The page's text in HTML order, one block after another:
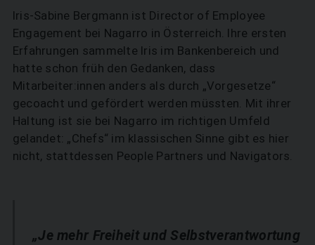
Iris-Sabine Bergmann ist Director of Employee
Engagement bei Nagarro in Österreich. Ihre ersten
Erfahrungen sammelte Iris im Bankenbereich und
hatte schon früh den Gedanken, dass
Mitarbeiter:innen anders als durch „Vorgesetze“
gecoacht und gefördert werden müssten. Mit ihrer
Haltung ist sie bei Nagarro im richtigen Umfeld
gelandet: „Chefs“ im klassischen Sinne gibt es hier
nicht, stattdessen People Partners und Navigators.
„Je mehr Freiheit und Selbstverantwortung